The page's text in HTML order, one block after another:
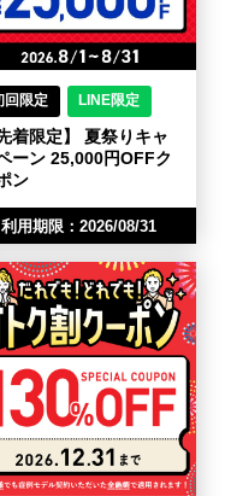
回限定 LINE限定
先着限定】 夏祭りキャ
ーン 25,000円OFFク
ン
利用期限：2026/08/31